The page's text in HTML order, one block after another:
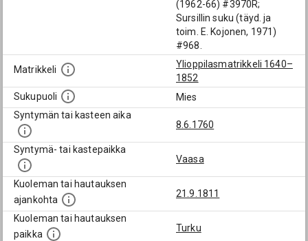
(1962-66) #3970R;
Sursillin suku (täyd. ja
toim. E. Kojonen, 1971)
#968.
Matrikkeli
Ylioppilasmatrikkeli 1640–
1852
Sukupuoli
Mies
Syntymän tai kasteen aika
8.6.1760
Syntymä- tai kastepaikka
Vaasa
Kuoleman tai hautauksen
ajankohta
21.9.1811
Kuoleman tai hautauksen
paikka
Turku